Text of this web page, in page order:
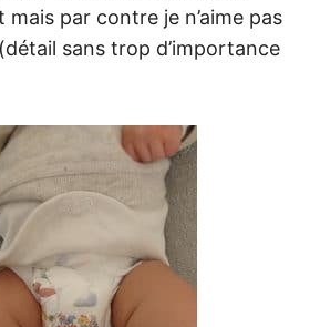
par contre je n’aime pas
sans trop d’importance